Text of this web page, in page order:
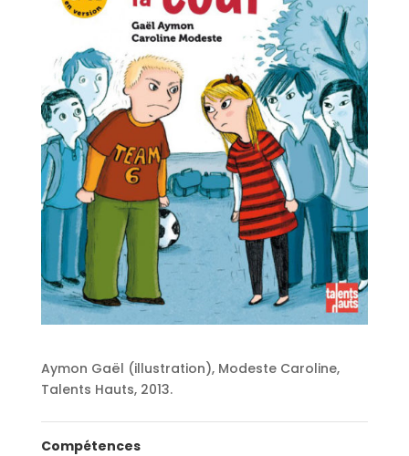
Aymon Gaël (illustration), Modeste Caroline,
Talents Hauts, 2013.
Compétences